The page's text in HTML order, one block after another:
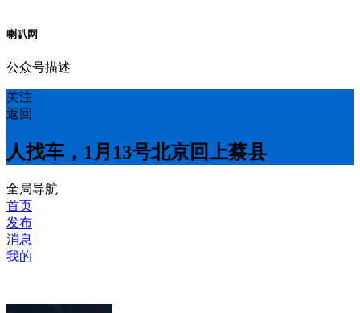
喇叭网
公众号描述
关注
返回
人找车，1月13号北京回上蔡县
全局导航
首页
发布
消息
我的